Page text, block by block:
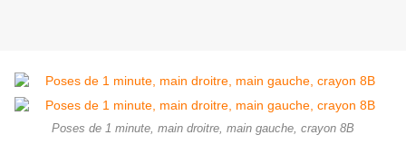
Poses de 1 minute, main droitre, main gauche, crayon 8B